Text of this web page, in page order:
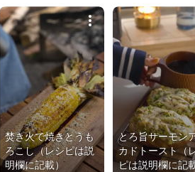
焚き火で焼きとうも
ろこし（レシピは説
明欄に記載）
とろ旨サーモン
カドトースト（
ピは説明欄に記